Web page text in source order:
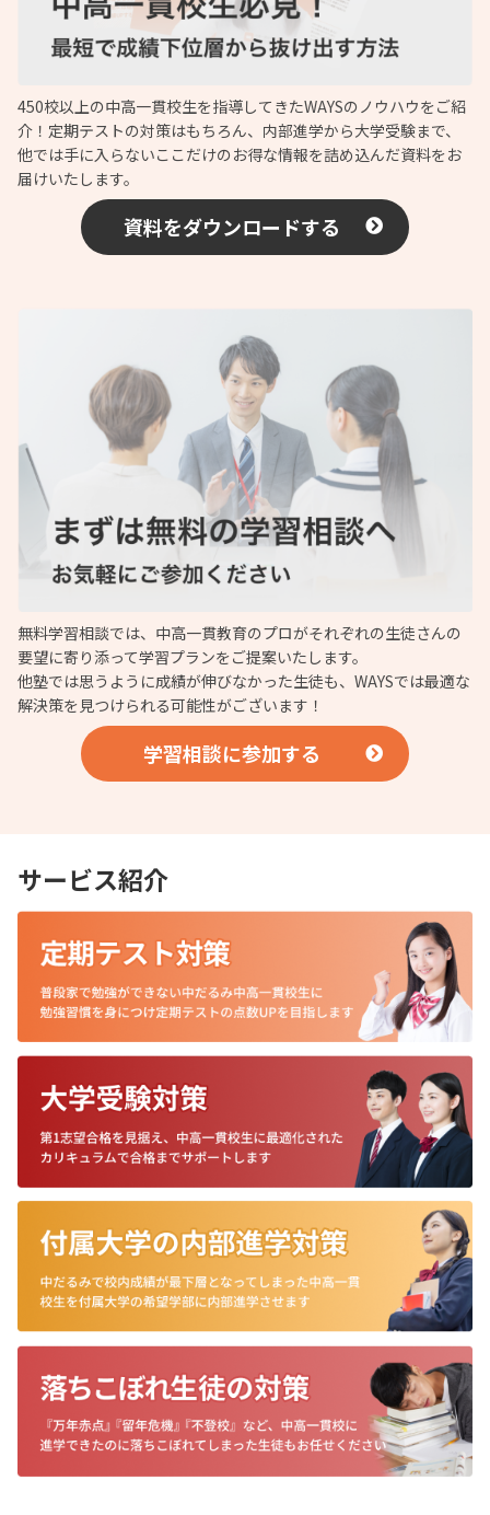
450校以上の中高一貫校生を指導してきたWAYSのノウハウをご紹
介！定期テストの対策はもちろん、内部進学から大学受験まで、
他では手に入らないここだけのお得な情報を詰め込んだ資料をお
届けいたします。
資料をダウンロードする
無料学習相談では、中高一貫教育のプロがそれぞれの生徒さんの
要望に寄り添って学習プランをご提案いたします。
他塾では思うように成績が伸びなかった生徒も、WAYSでは最適な
解決策を見つけられる可能性がございます！
学習相談に参加する
サービス紹介